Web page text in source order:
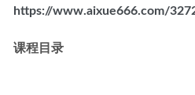
https://www.aixue666.com/
课程目录